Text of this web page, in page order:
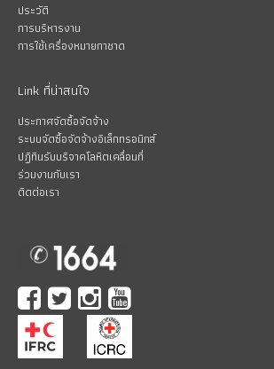
ประวัติ
การบริหารงาน
การใช้เครื่องหมายกาชาด
Link ที่น่าสนใจ
ประกาศจัดซื้อจัดจ้าง
ระบบจัดซื้อจัดจ้างอิเล็กทรอนิกส์
ปฏิทินรับบริจาคโลหิตเคลื่อนที่
ร่วมงานกับเรา
ติดต่อเรา